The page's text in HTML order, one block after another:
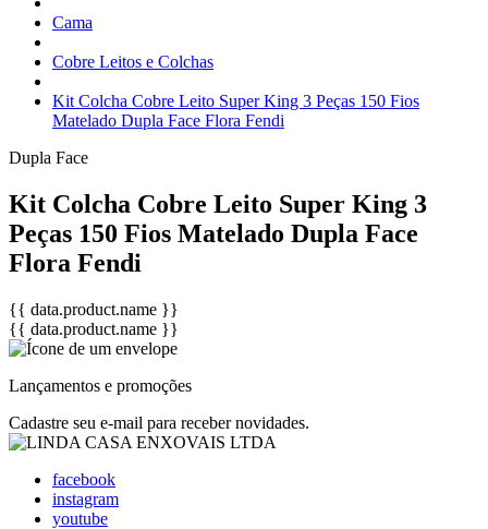
Cama
Cobre Leitos e Colchas
Kit Colcha Cobre Leito Super King 3 Peças 150 Fios
Matelado Dupla Face Flora Fendi
Dupla Face
Kit Colcha Cobre Leito Super King 3
Peças 150 Fios Matelado Dupla Face
Flora Fendi
{{ data.product.name }}
{{ data.product.name }}
Lançamentos e promoções
Cadastre seu e-mail para receber novidades.
facebook
instagram
youtube